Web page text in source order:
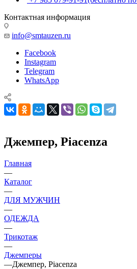
Контактная информация
info@smtauzen.ru
Facebook
Instagram
Telegram
WhatsApp
Джемпер, Piacenza
Главная
—
Каталог
—
ДЛЯ МУЖЧИН
—
ОДЕЖДА
—
Трикотаж
—
Джемперы
—Джемпер, Piacenza